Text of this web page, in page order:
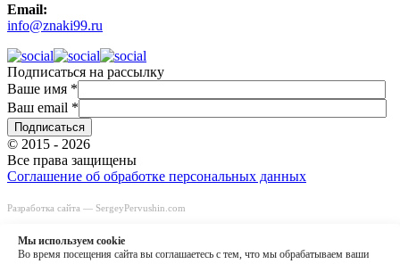
Email:
info@znaki99.ru
Подписаться на рассылку
Ваше имя *
Ваш email *
© 2015 - 2026
Все права защищены
Соглашение об обработке персональных данных
Разработка сайта — SergeyPervushin.com
Мы используем сookie
Во время посещения сайта вы соглашаетесь с тем, что мы обрабатываем ваши
Быстрый заказ Заказать звонок
8 (499) 113-28-99